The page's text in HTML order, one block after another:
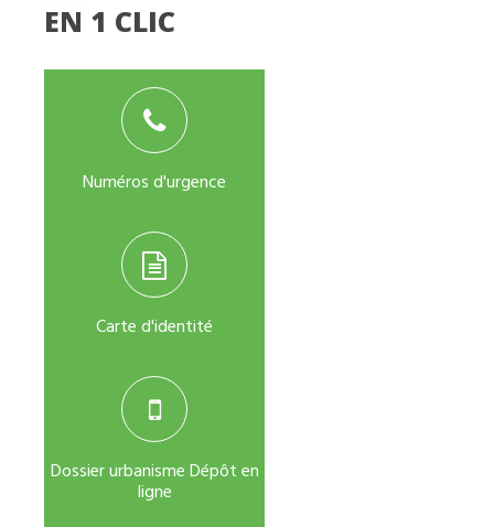
EN 1 CLIC
Numéros d'urgence
Carte d'identité
Dossier urbanisme Dépôt en
ligne